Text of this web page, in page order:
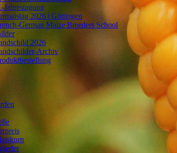
2026 | Göttingen
German Maize Breeders School
2026
Archiv